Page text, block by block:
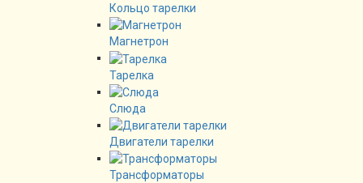
Кольцо тарелки
Магнетрон
Тарелка
Слюда
Двигатели тарелки
Трансформаторы